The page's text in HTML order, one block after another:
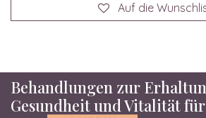
Auf die
Behandlungen zur
Gesundheit und Vitalität